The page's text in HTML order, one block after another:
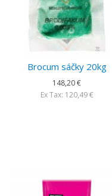
Brocum sáčky 20kg
148,20 €
Ex Tax: 120,49 €